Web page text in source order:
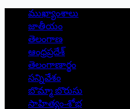
ముఖ్యాంశాలు
జాతీయం
తెలంగాణ
ఆంధ్రప్రదేశ్
తెలంగాణార్థం
సన్నివేశం
బొమ్మా బొరుసు
సాహిత్యం-శోభ